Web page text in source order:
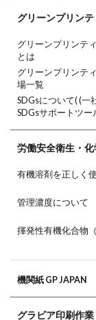
グリーンプリン
グリーンプリンテ
とは
グリーンプリンテ
場一覧
SDGsについて( (一
SDGsサポートツー
労働安全衛生・ 化
有機溶剤を正しく
管理濃度について
揮発性有機化合物
機関紙 GP JAPAN
グラビア印刷作業